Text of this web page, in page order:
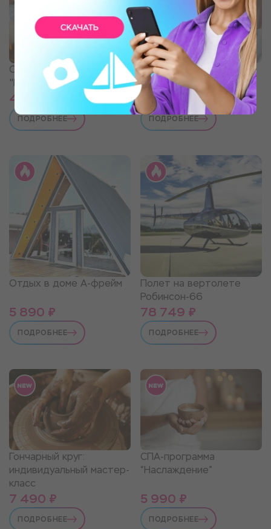
СПА-программа
"Восточная сказка"
4 490 ₽
ПОДРОБНЕЕ
СПА-программа
«Преображение»
6 490 ₽
ПОДРОБНЕЕ
Отдых в доме А-фрейм
5 890 ₽
ПОДРОБНЕЕ
Полет на вертолете
Робинсон-66
78 749 ₽
ПОДРОБНЕЕ
Гончарный круг:
индивидуальный мастер-
класс
7 490 ₽
ПОДРОБНЕЕ
СПА-программа
“Наслаждение”
5 990 ₽
ПОДРОБНЕЕ